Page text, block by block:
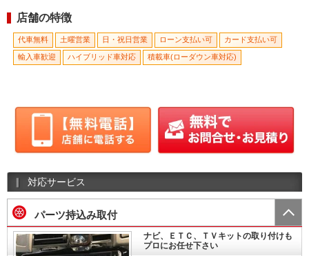
店舗の特徴
代車無料 土曜営業 日・祝日営業 ローン支払い可 カード支払い可
輸入車歓迎 ハイブリッド車対応 積載車(ローダウン車対応)
対応サービス
パーツ持込み取付
ナビ、ＥＴＣ、ＴＶキットの取り付けも
プロにお任せ下さい